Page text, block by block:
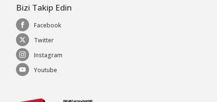
Bizi Takip Edin
Facebook
Twitter
Instagram
Youtube